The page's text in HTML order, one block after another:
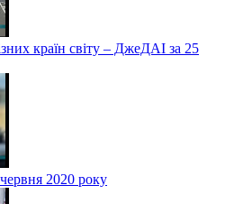
країн світу – ДжеДАІ за 25
2020 року